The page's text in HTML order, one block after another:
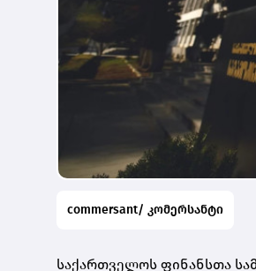
commersant/ კომერსანტი
საქართველოს ფინანსთა